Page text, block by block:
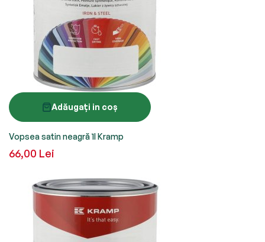
Adăugați in coș
Vopsea satin neagră 1l Kramp
66,00 Lei